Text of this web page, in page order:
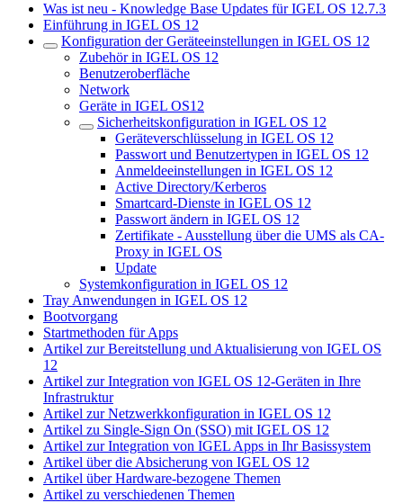
Was ist neu - Knowledge Base Updates für IGEL OS 12.7.3
Einführung in IGEL OS 12
Konfiguration der Geräteeinstellungen in IGEL OS 12
Zubehör in IGEL OS 12
Benutzeroberfläche
Network
Geräte in IGEL OS12
Sicherheitskonfiguration in IGEL OS 12
Geräteverschlüsselung in IGEL OS 12
Passwort und Benutzertypen in IGEL OS 12
Anmeldeeinstellungen in IGEL OS 12
Active Directory/Kerberos
Smartcard-Dienste in IGEL OS 12
Passwort ändern in IGEL OS 12
Zertifikate - Ausstellung über die UMS als CA-
Proxy in IGEL OS
Update
Systemkonfiguration in IGEL OS 12
Tray Anwendungen in IGEL OS 12
Bootvorgang
Startmethoden für Apps
Artikel zur Bereitstellung und Aktualisierung von IGEL OS
12
Artikel zur Integration von IGEL OS 12-Geräten in Ihre
Infrastruktur
Artikel zur Netzwerkkonfiguration in IGEL OS 12
Artikel zu Single-Sign On (SSO) mit IGEL OS 12
Artikel zur Integration von IGEL Apps in Ihr Basissystem
Artikel über die Absicherung von IGEL OS 12
Artikel über Hardware-bezogene Themen
Artikel zu verschiedenen Themen